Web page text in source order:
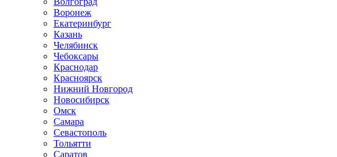
Воронеж
Екатеринбург
Казань
Челябинск
Чебоксары
Краснодар
Красноярск
Нижний Новгород
Новосибирск
Омск
Самара
Севастополь
Тольятти
Саратов